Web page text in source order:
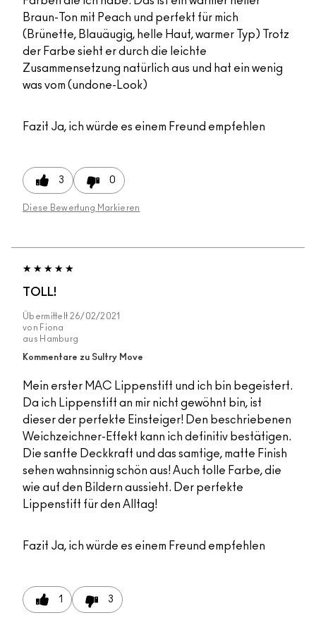
Braun-Ton mit Peach und perfekt für mich
(Brünette, Blauäugig, helle Haut, warmer Typ) Trotz
der Farbe sieht er durch die leichte
Zusammensetzung natürlich aus und hat ein wenig
was vom (undone-Look)
Fazit Ja, ich würde es einem Freund empfehlen
3 0
Diese Bewertung Markieren
TOLL!
Übermittelt 26/02/2021
von Fiona
aus Hamburg
Kommentare zu Sultry Move
Mein erster MAC Lippenstift und ich bin begeistert.
Da ich Lippenstift an mir nicht gewöhnt bin, ist
dieser der perfekte Einsteiger! Den beschriebenen
Weichzeichner-Effekt kann ich definitiv bestätigen.
Die sanfte Deckkraft und das samtige, matte Finish
sehen wahnsinnig schön aus! Auch tolle Farbe, die
wie auf den Bildern aussieht. Der perfekte
Lippenstift für den Alltag!
Fazit Ja, ich würde es einem Freund empfehlen
1 3